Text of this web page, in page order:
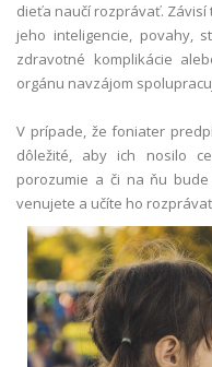
dieťa naučí rozprávať.
jeho inteligencie, povahy,
zdravotné komplikácie
orgánu navzájom
V prípade, že foniater
dôležité, aby ich nosilo
porozumie a či na ňu
venujete a učíte ho